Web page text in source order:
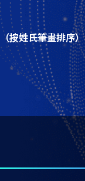
（按姓氏筆畫排序）